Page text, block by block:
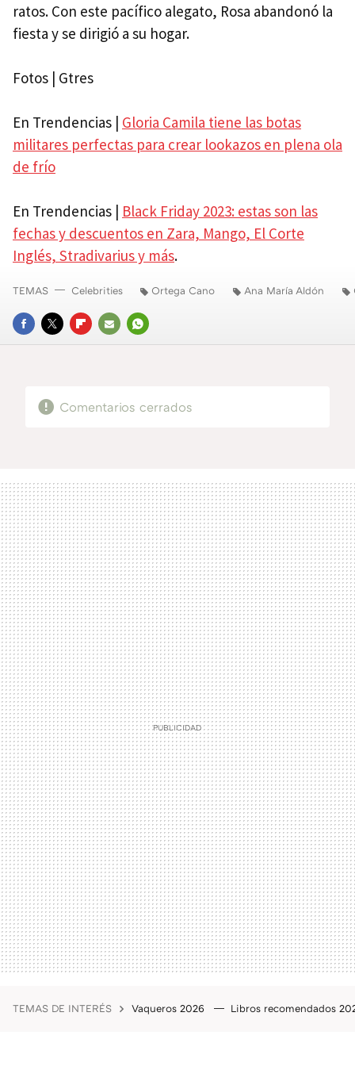
ratos. Con este pacífico alegato, Rosa abandonó la
fiesta y se dirigió a su hogar.
Fotos | Gtres
En Trendencias | Gloria Camila tiene las botas
militares perfectas para crear lookazos en plena ola
de frío
En Trendencias | Black Friday 2023: estas son las
fechas y descuentos en Zara, Mango, El Corte
Inglés, Stradivarius y más.
FACEBOOK
TWITTERFLIPBOARD
E-
WHATSAPP
TEMAS Celebrities Ortega Cano Ana María Aldón
Comentarios cerrados
TEMAS DE INTERÉS Vaqueros 2026 Libros recomendados